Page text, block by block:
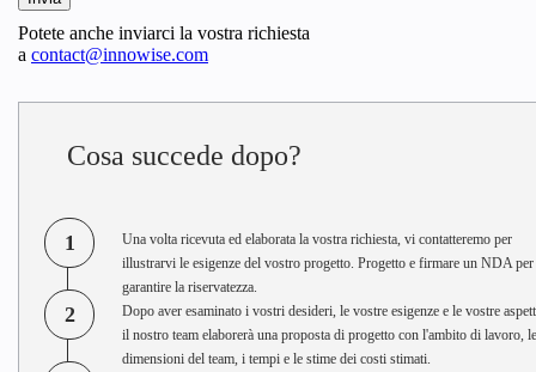
Potete anche inviarci la vostra richiesta
a contact@innowise.com
Cosa succede dopo?
1
Una volta ricevuta ed elaborata la vostra richiesta, vi contatteremo per
illustrarvi le esigenze del vostro progetto. Progetto e firmare un NDA per
garantire la riservatezza.
2
Dopo aver esaminato i vostri desideri, le vostre esigenze e le vostre
il nostro team elaborerà una proposta di progetto con l'ambito di lavoro, le
dimensioni del team, i tempi e le stime dei costi stimati.